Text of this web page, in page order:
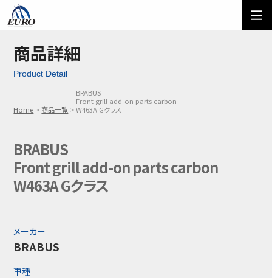
ご利用方法
メール問い合わせ
03-5674-7742
商品詳細
Product Detail
Home 商品一覧
BRABUS
Front grill add-on parts carbon
W463A Gクラス
BRABUS
Front grill add-on parts carbon
W463A Gクラス
メーカー
BRABUS
車種